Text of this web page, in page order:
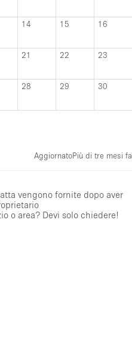
14 15 16
21 22 23
28 29 30
AggiornatoPiù di tre mesi fa
vengono fornite dopo aver
o area? Devi solo chiedere!